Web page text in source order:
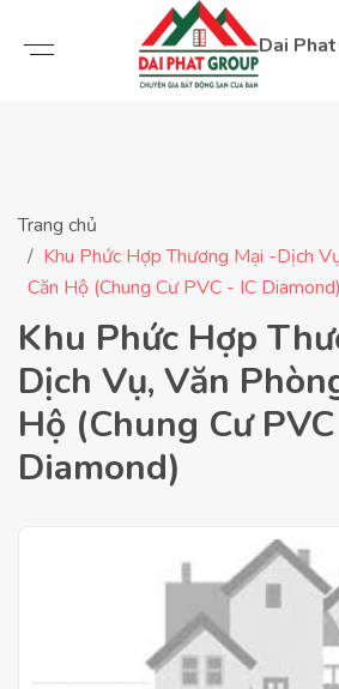
Dai
Trang chủ
Khu Phức Hợp Thương Mại -Dịch
Căn Hộ (Chung Cư PVC - IC Diamond)
Khu Phức Hợp
Dịch Vụ, Văn
Hộ (Chung Cư
Diamond)